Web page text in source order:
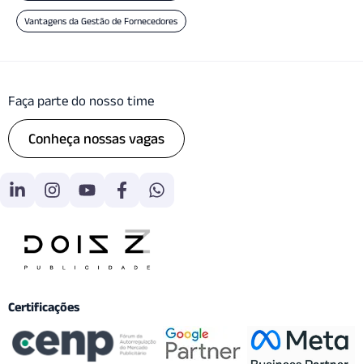
Vantagens da Gestão de Fornecedores
Faça parte do nosso time
Conheça nossas vagas
Certificações